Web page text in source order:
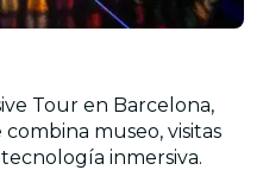
Tour en Barcelona,
museo, visitas
inmersiva.